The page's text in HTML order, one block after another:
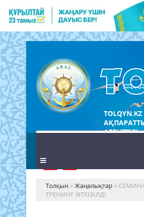
TOLQYN.KZ
АГЕНТТІГІ
Толқын »Жаңалықтар »
ТРЕНИНГ ӨТКІЗІЛДІ